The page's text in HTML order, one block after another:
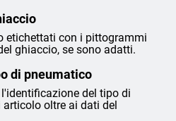
etichettati con i pittogrammi
ghiaccio, se sono adatti.
di pneumatico
del tipo di
oltre ai dati del